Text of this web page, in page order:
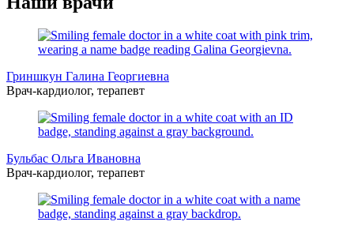
Гриншкун Галина Георгиевна
Врач-кардиолог, терапевт
Бульбас Ольга Ивановна
Врач-кардиолог, терапевт